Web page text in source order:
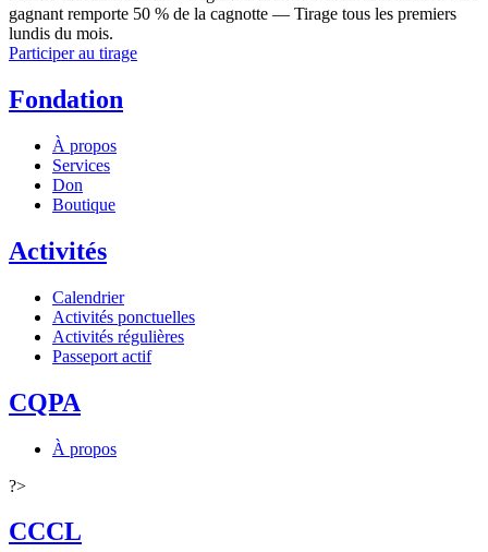
gagnant remporte 50 % de la cagnotte — Tirage tous les premiers
lundis du mois.
Participer au tirage
Fondation
À propos
Services
Don
Boutique
Activités
Calendrier
Activités ponctuelles
Activités régulières
Passeport actif
CQPA
À propos
?>
CCCL